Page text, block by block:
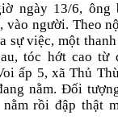
ngày 13/6,
vào người. Theo
sự việc, một
tóc hớt cao từ
ấp 5, xã Thủ
nằm. Đối
rồi đập thật